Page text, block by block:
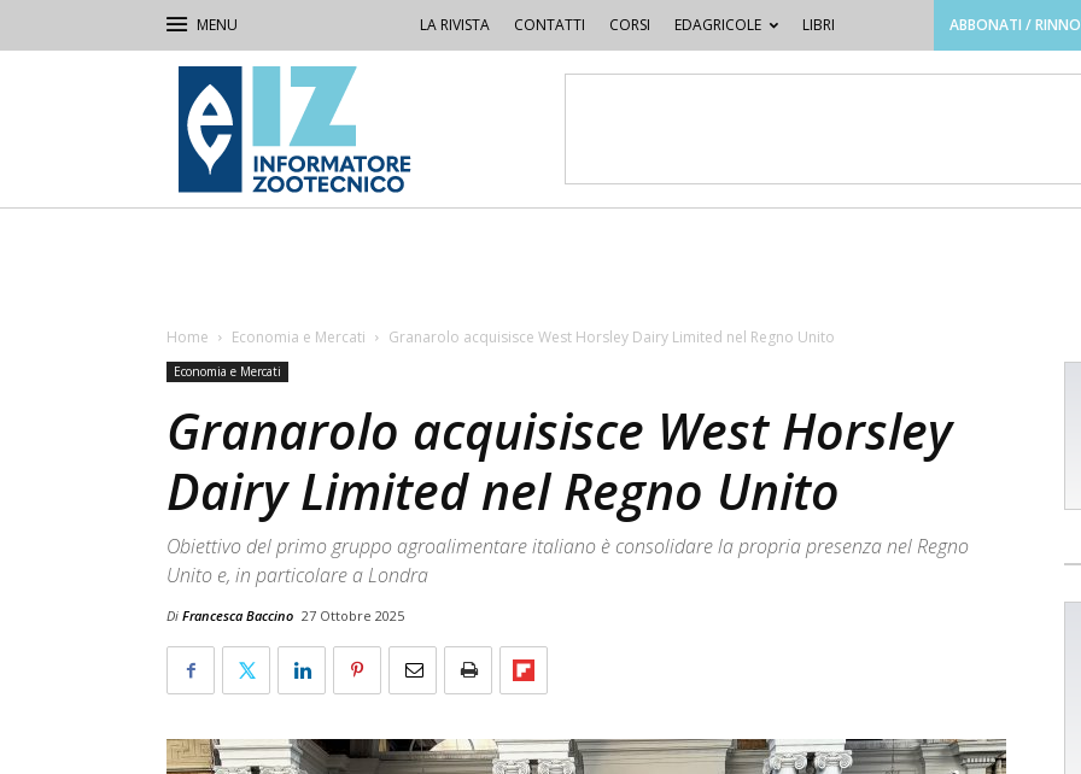
LA RIVISTA CONTATTI CORSI EDAGRICOLE LIBRI ABBONATI /
IZ
Informatore
Zootecnico
Home Economia e Mercati Granarolo acquisisce West Horsley Dairy Limited nel Regno Unito
Economia e Mercati
Granarolo acquisisce West Horsley
Dairy Limited nel Regno Unito
Obiettivo del primo gruppo agroalimentare italiano è consolidare la propria presenza nel Regno
Unito e, in particolare a Londra
Di Francesca Baccino 27 Ottobre 2025